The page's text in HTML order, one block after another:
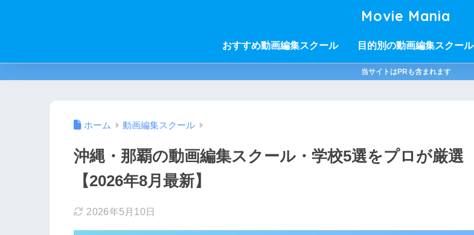
Movie Mania
おすすめ動画編集スクール 目的別の動画編集スクール
当サイトはPRも含まれます
ホーム 動画編集スクール
沖縄・那覇の動画編集スクール・学校5選をプロが厳選
【2026年8月最新】
2026年5月10日